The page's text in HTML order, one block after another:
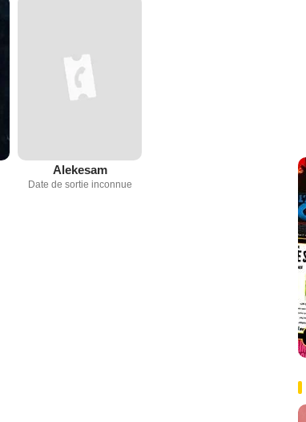
Alekesam
Date de sortie inconnue